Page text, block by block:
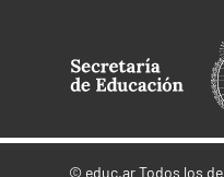
© educ.arTodos los